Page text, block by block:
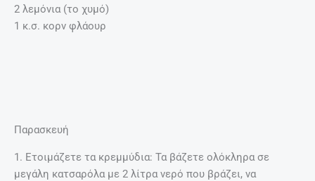
2 λεμόνια (το χυμό)
1 κ.σ. κορν φλάουρ
Παρασκευή
1. Ετοιμάζετε τα κρεμμύδια: Τα βάζετε ολόκληρα σε
μεγάλη κατσαρόλα με 2 λίτρα νερό που βράζει, να